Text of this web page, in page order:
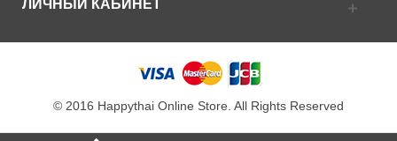
ЛИЧНЫЙ КАБИНЕТ
© 2016 Happythai Online Store. All Rights Reserved